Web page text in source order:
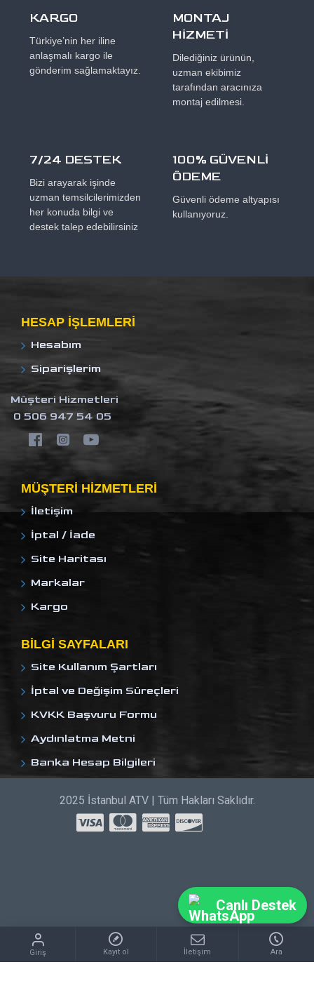
KARGO
Türkiye’nin her iline
anlaşmalı kargo ile
gönderim sağlamaktayız.
MONTAJ
HİZMETİ
Dilediğiniz ürünün,
uzman ekibimiz
tarafından aracınıza
montaj edilmesi.
7/24 DESTEK
Bizi arayarak işinde
uzman temsilcilerimizden
her konuda bilgi ve
destek talep edebilirsiniz
100% GÜVENLİ
ÖDEME
Güvenli ödeme altyapısı
kullanıyoruz.
HESAP IŞLEMLERI
Hesabım
Siparişlerim
Müşteri Hizmetleri
0 506 947 54 05
MÜŞTERI HIZMETLERI
İletişim
İptal / İade
Site Haritası
Markalar
Kargo
BILGI SAYFALARI
Site Kullanım Şartları
İptal ve Değişim Süreçleri
KVKK Başvuru Formu
Aydınlatma Metni
Banka Hesap Bilgileri
2025 İstanbul ATV | Tüm Hakları Saklıdır.
Giriş Kayıt ol İletişim Ara
Canlı Destek